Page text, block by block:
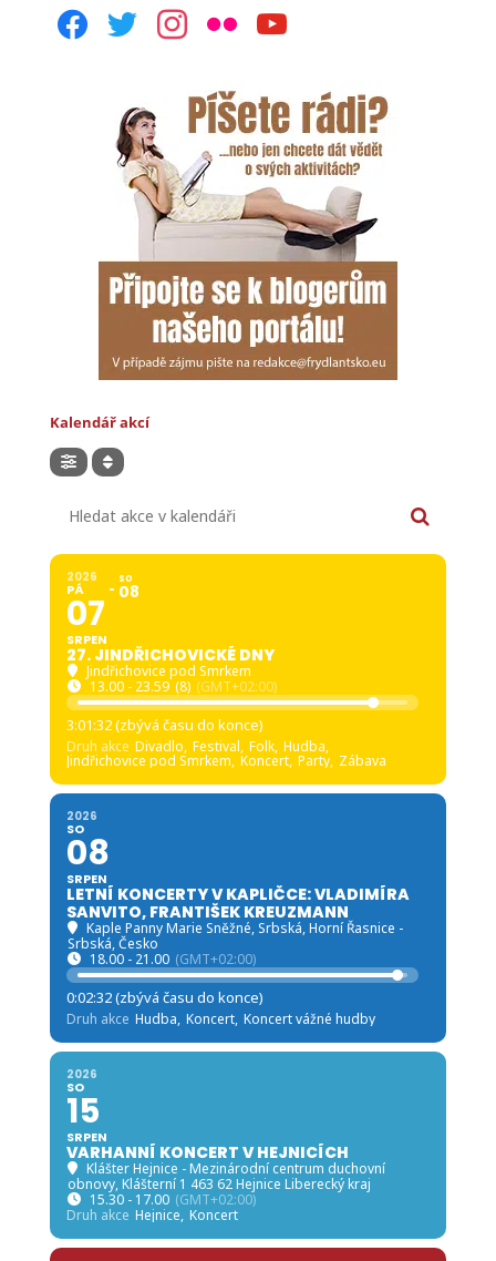
facebooktwitterinstagram
flickr youtube
Kalendář akcí
2026
PÁ
07
SRPEN
SO
08
27. JINDŘICHOVICKÉ DNY
Jindřichovice pod Smrkem
13.00 - 23.59 (8) (GMT+02:00)
3:01:30 (zbývá času do konce)
Druh akce Divadlo, Festival, Folk, Hudba,
Jindřichovice pod Smrkem, Koncert, Party, Zábava
2026
SO
08
SRPEN
LETNÍ KONCERTY V KAPLIČCE: VLADIMÍRA
SANVITO, FRANTIŠEK KREUZMANN
Kaple Panny Marie Sněžné, Srbská, Horní Řasnice -
Srbská, Česko
18.00 - 21.00 (GMT+02:00)
0:02:30 (zbývá času do konce)
Druh akce Hudba, Koncert, Koncert vážné hudby
2026
SO
15
SRPEN
VARHANNÍ KONCERT V HEJNICÍCH
Klášter Hejnice - Mezinárodní centrum duchovní
obnovy, Klášterní 1 463 62 Hejnice Liberecký kraj
15.30 - 17.00 (GMT+02:00)
Druh akce Hejnice, Koncert